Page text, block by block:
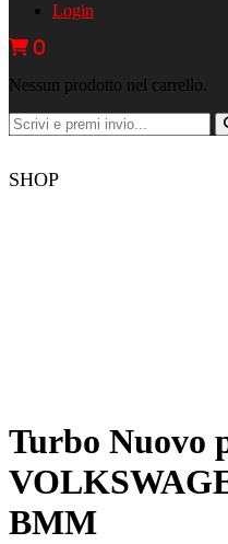
Login
0
Nessun prodotto nel carrello.
SHOP
Turbo Nuovo
BMM